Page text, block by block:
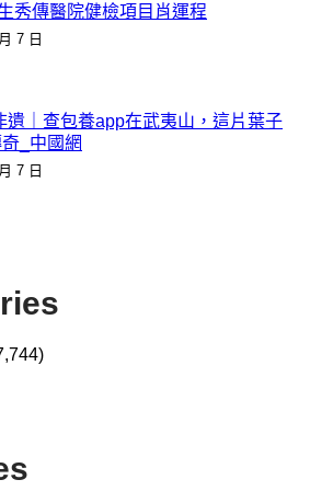
秀傳醫院健檢項目肖運程
7 日
遺｜查包養app在武夷山，這片葉子
_中國網
7 日